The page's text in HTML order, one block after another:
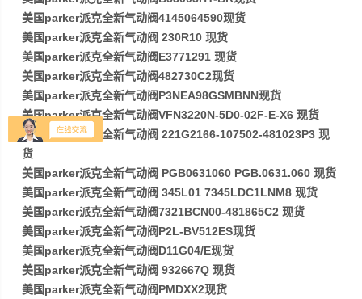
美国parker派克全新气动阀4145064590现货
美国parker派克全新气动阀 230R10 现货
美国parker派克全新气动阀E3771291 现货
美国parker派克全新气动阀482730C2现货
美国parker派克全新气动阀P3NEA98GSMBNN现货
美国parker派克全新气动阀VFN3220N-5D0-02F-E-X6 现货
美国parker派克全新气动阀 221G2166-107502-481023P3 现
货
美国parker派克全新气动阀 PGB0631060 PGB.0631.060 现货
美国parker派克全新气动阀 345L01 7345LDC1LNM8 现货
美国parker派克全新气动阀7321BCN00-481865C2 现货
美国parker派克全新气动阀P2L-BV512ES现货
美国parker派克全新气动阀D11G04/E现货
美国parker派克全新气动阀 932667Q 现货
美国parker派克全新气动阀PMDXX2现货